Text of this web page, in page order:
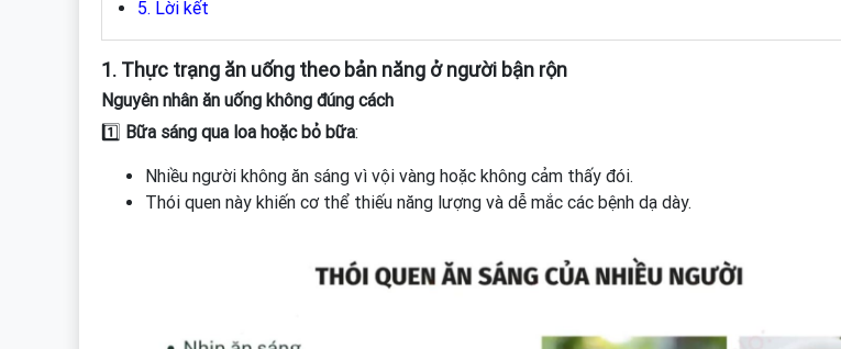
5. Lời kết
1. Thực trạng ăn uống theo bản năng ở người bận rộn
Nguyên nhân ăn uống không đúng cách
1️⃣ Bữa sáng qua loa hoặc bỏ bữa:
Nhiều người không ăn sáng vì vội vàng hoặc không cảm thấy đói.
Thói quen này khiến cơ thể thiếu năng lượng và dễ mắc các bệnh dạ dày.